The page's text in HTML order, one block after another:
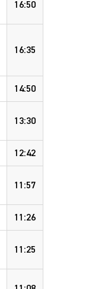
16:50
16:35
14:50
13:30
12:42
11:57
11:26
11:25